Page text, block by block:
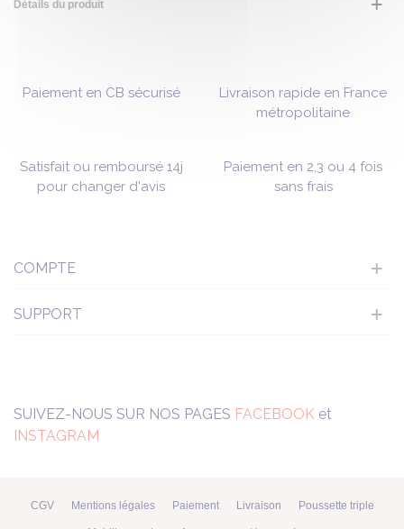
Détails du produit
Paiement en CB sécurisé
Livraison rapide en France
métropolitaine
Satisfait ou remboursé 14j
pour changer d'avis
Paiement en 2,3 ou 4 fois
sans frais
SUIVEZ-NOUS SUR NOS PAGES FACEBOOK et
INSTAGRAM
COMPTE
SUPPORT
CGV Mentions légales Paiement Livraison Poussette triple